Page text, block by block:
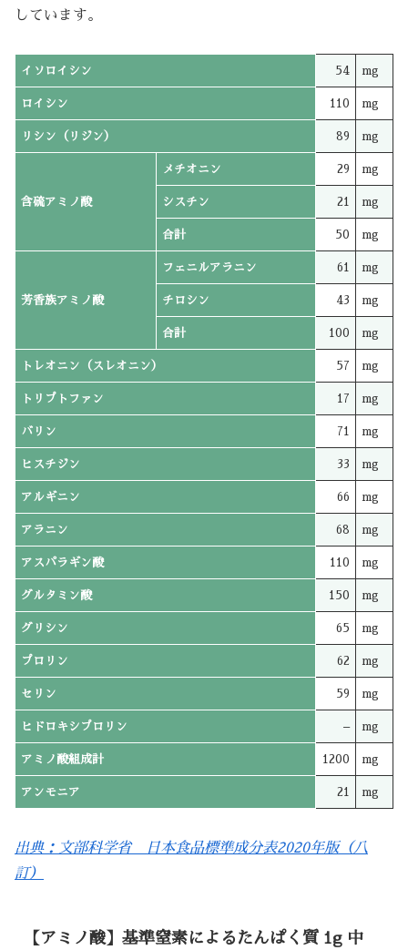
しています。
イソロイシン 54 mg
ロイシン 110 mg
リシン（リジン） 89 mg
含硫アミノ酸
メチオニン 29 mg
シスチン 21 mg
合計 50 mg
芳香族アミノ酸
フェニルアラニン 61 mg
チロシン 43 mg
合計 100 mg
トレオニン（スレオニン） 57 mg
トリプトファン 17 mg
バリン 71 mg
ヒスチジン 33 mg
アルギニン 66 mg
アラニン 68 mg
アスパラギン酸 110 mg
グルタミン酸 150 mg
グリシン 65 mg
プロリン 62 mg
セリン 59 mg
ヒドロキシプロリン – mg
アミノ酸組成計 1200 mg
アンモニア 21 mg
出典：文部科学省 日本食品標準成分表2020年版（八
訂）
【アミノ酸】基準窒素によるたんぱく質 1g 中